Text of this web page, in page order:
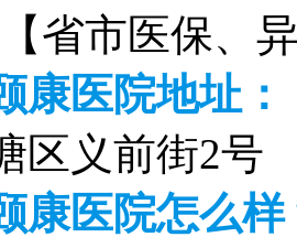
省市医保、
康医院地址：
区义前街2号
康医院怎么样